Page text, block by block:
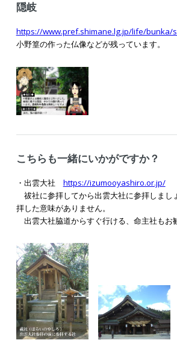
隠岐
https://www.pref.shimane.lg.jp/life/
小野篁の作った仏像などが残っています。
こちらも一緒にいかがですか？
・出雲大社 https://izumooyashiro.or.jp/
祓社に参拝してから出雲大社に参拝しまし
拝した意味がありません。
出雲大社脇道からすぐ行ける、命主社もお